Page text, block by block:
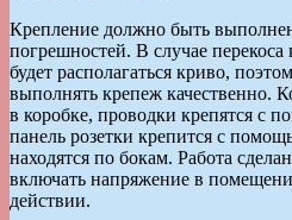
Крепление должно быть
погрешностей. В случае перекоса
будет располагаться криво,
выполнять крепеж качественно.
в коробке, проводки крепятся с
панель розетки крепится с
находятся по бокам. Работа
включать напряжение в
действии.